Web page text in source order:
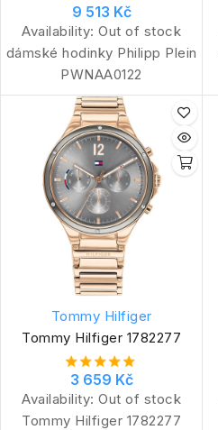
9 513 Kč
Availability: Out of stock
dámské hodinky Philipp Plein
PWNAA0122
Tommy Hilfiger
Tommy Hilfiger 1782277
3 659 Kč
Availability: Out of stock
Tommy Hilfiger 1782277